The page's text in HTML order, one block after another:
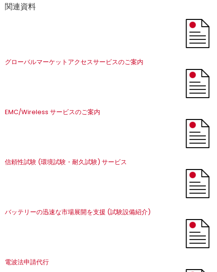
関連資料
グローバルマーケットアクセスサービスのご案内
EMC/Wireless サービスのご案内
信頼性試験 (環境試験・耐久試験) サービス
バッテリーの迅速な市場展開を支援 (試験設備紹介)
電波法申請代行